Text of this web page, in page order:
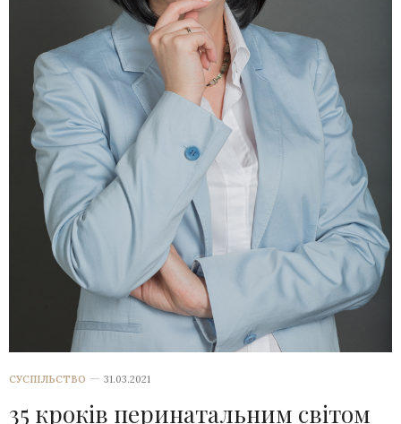
СУСПІЛЬСТВО 31.03.2021
35 кроків перинатальним світом